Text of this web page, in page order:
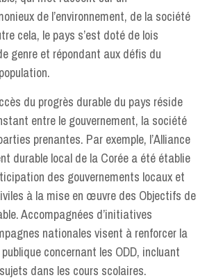
de l’environnement, de la société
cela, le pays s’est doté de lois
genre et répondant aux défis du
du progrès durable du pays réside
entre le gouvernement, la société
prenantes. Par exemple, l’Alliance
durable local de la Corée a été établie
des gouvernements locaux et
à la mise en œuvre des Objectifs de
Accompagnées d’initiatives
nationales visent à renforcer la
concernant les ODD, incluant
dans les cours scolaires.